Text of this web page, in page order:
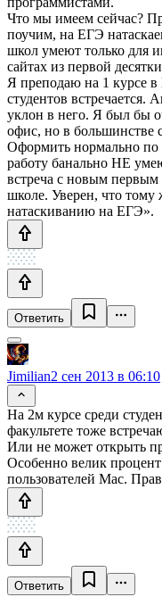
Что мы имеем сейчас?
поучим, на ЕГЭ
школ умеют только для
сайтах из первой
Я преподаю на 1 курсе
студентов встречается.
уклон в него. Я был бы
офис, но в
Оформить нормально по
работу банально НЕ
встреча с новым
школе. Уверен, что
натаскиванию на ЕГЭ».
Ответить
Jimilian2 сен 2013 в 06:10
На 2м курсе среди
факультете тоже
Или не может открыть
Особенно велик процент
пользователей Mac.
Ответить